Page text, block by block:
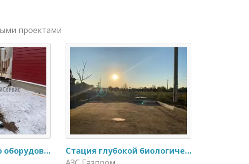
проектами
Замена очистного оборудования Дека - 3 на ЭкоГранд - 6
Стация глубокой биологической очистки ЕвроЛос- 20